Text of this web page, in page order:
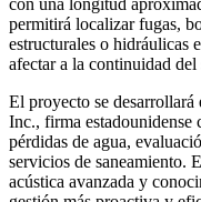
permitirá localizar fugas,
estructurales o hidráulicas
afectar a la continuidad del
El proyecto se
Inc., firma estadounidense
pérdidas de agua,
servicios de saneamiento.
acústica avanzada y